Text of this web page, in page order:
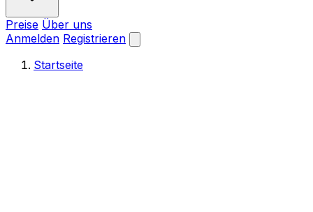
Preise Über uns
Anmelden Registrieren
Startseite